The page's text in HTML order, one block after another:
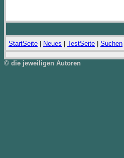
StartSeite Neues TestSeite Suchen
© die jeweiligen Autoren